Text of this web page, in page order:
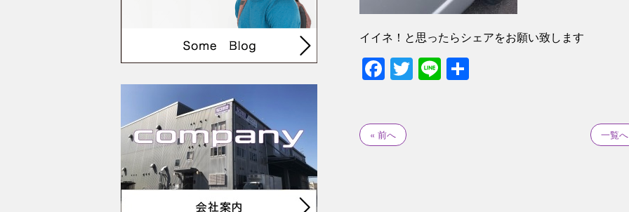
イイネ！と思ったらシェアをお願い致します
Facebook
Twitter
Line
« 前へ 一覧へ